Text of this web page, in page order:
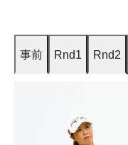
事前 Rnd1 Rnd2